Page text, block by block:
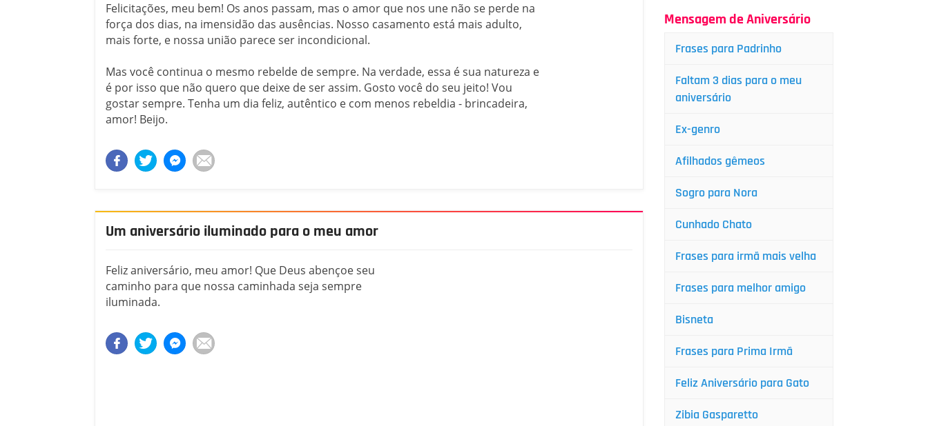
Felicitações, meu bem! Os anos passam, mas o amor que nos une não se perde na
força dos dias, na imensidão das ausências. Nosso casamento está mais adulto,
mais forte, e nossa união parece ser incondicional.
Mas você continua o mesmo rebelde de sempre. Na verdade, essa é sua natureza e
é por isso que não quero que deixe de ser assim. Gosto você do seu jeito! Vou
gostar sempre. Tenha um dia feliz, autêntico e com menos rebeldia - brincadeira,
amor! Beijo.
Um aniversário iluminado para o meu amor
Feliz aniversário, meu amor! Que Deus abençoe seu
caminho para que nossa caminhada seja sempre
iluminada.
Mensagem de Aniversário
Frases para Padrinho
Faltam 3 dias para o meu
aniversário
Ex-genro
Afilhados gêmeos
Sogro para Nora
Cunhado Chato
Frases para irmã mais velha
Frases para melhor amigo
Bisneta
Frases para Prima Irmã
Feliz Aniversário para Gato
Zibia Gasparetto